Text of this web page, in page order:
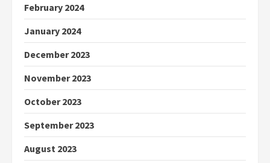
February 2024
January 2024
December 2023
November 2023
October 2023
September 2023
August 2023